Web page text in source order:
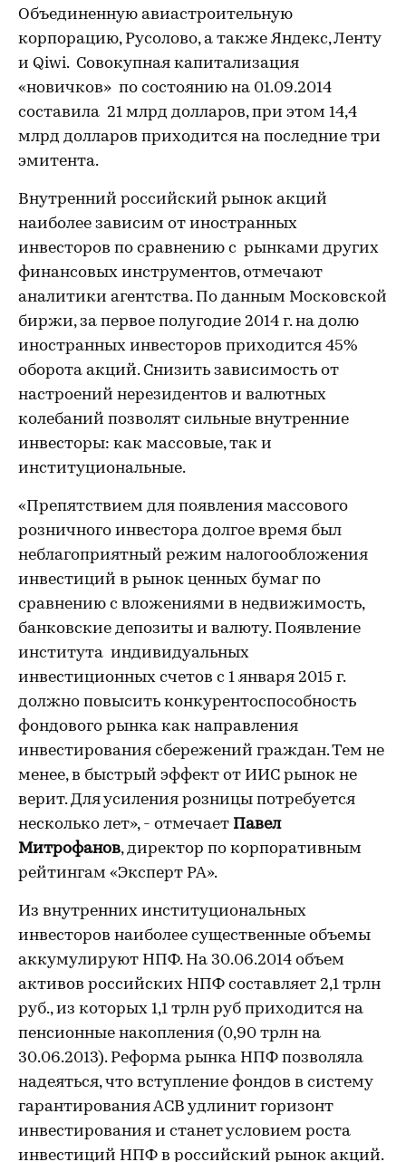
Объединенную авиастроительную
корпорацию, Русолово, а также Яндекс, Ленту
и Qiwi. Совокупная капитализация
«новичков» по состоянию на 01.09.2014
составила 21 млрд долларов, при этом 14,4
млрд долларов приходится на последние три
эмитента.
Внутренний российский рынок акций
наиболее зависим от иностранных
инвесторов по сравнению с рынками других
финансовых инструментов, отмечают
аналитики агентства. По данным Московской
биржи, за первое полугодие 2014 г. на долю
иностранных инвесторов приходится 45%
оборота акций. Снизить зависимость от
настроений нерезидентов и валютных
колебаний позволят сильные внутренние
инвесторы: как массовые, так и
институциональные.
«Препятствием для появления массового
розничного инвестора долгое время был
неблагоприятный режим налогообложения
инвестиций в рынок ценных бумаг по
сравнению с вложениями в недвижимость,
банковские депозиты и валюту. Появление
института индивидуальных
инвестиционных счетов с 1 января 2015 г.
должно повысить конкурентоспособность
фондового рынка как направления
инвестирования сбережений граждан. Тем не
менее, в быстрый эффект от ИИС рынок не
верит. Для усиления розницы потребуется
несколько лет», - отмечает Павел
Митрофанов, директор по корпоративным
рейтингам «Эксперт РА».
Из внутренних институциональных
инвесторов наиболее существенные объемы
аккумулируют НПФ. На 30.06.2014 объем
активов российских НПФ составляет 2,1 трлн
руб., из которых 1,1 трлн руб приходится на
пенсионные накопления (0,90 трлн на
30.06.2013). Реформа рынка НПФ позволяла
надеяться, что вступление фондов в систему
гарантирования АСВ удлинит горизонт
инвестирования и станет условием роста
инвестиций НПФ в российский рынок акций.